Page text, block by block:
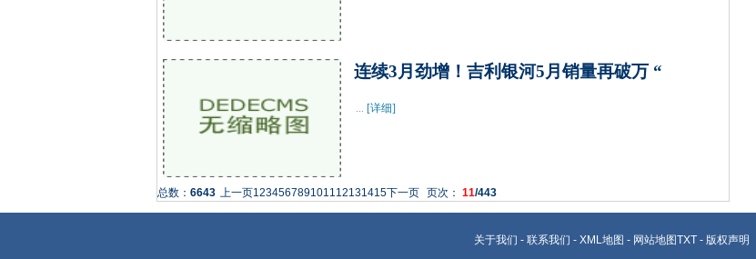
连续3月劲增！吉利银河5月销量再破万 “
... [详细]
总数： 6643 上一页123456789101112131415下一页 页次： 11/443
关于我们 - 联系我们 - XML地图 - 网站地图TXT- 版权声明